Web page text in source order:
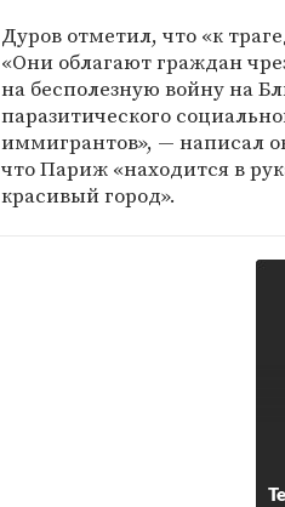
Дуров отметил, что «к
«Они облагают граждан
на бесполезную войну на
паразитического
иммигрантов», — написал
что Париж «находится в
красивый город».